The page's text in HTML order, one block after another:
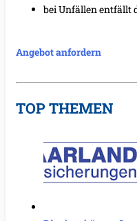
bei Unfällen entfällt
Angebot anfordern
TOP THEMEN